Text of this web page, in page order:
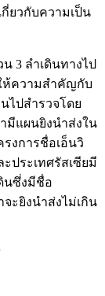
ยวกับความเป็น
3 ลำเดินทางไป
ห้ความสำคัญกับ
ไปสำรวจโดย
มีแผนยิงนำส่งใน
รงการชื่อเอ็นวิ
ะประเทศรัสเซียมี
นซึ่งมีชื่อ
จะยิงนำส่งไม่เกิน